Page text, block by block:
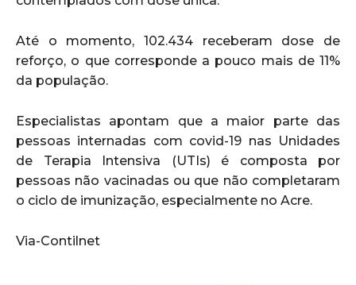
Até o momento, 102.434 receberam dose de
reforço, o que corresponde a pouco mais de 11%
da população.
Especialistas apontam que a maior parte das
pessoas internadas com covid-19 nas Unidades
de Terapia Intensiva (UTIs) é composta por
pessoas não vacinadas ou que não completaram
o ciclo de imunização, especialmente no Acre.
Via-Contilnet